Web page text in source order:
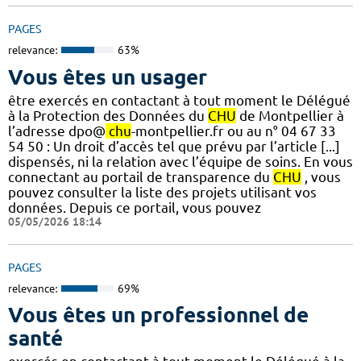
PAGES
relevance: 63%
Vous êtes un usager
être exercés en contactant à tout moment le Délégué
à la Protection des Données du CHU de Montpellier à
l’adresse dpo@ chu-montpellier.fr ou au n° 04 67 33
54 50 : Un droit d’accès tel que prévu par l’article [...]
dispensés, ni la relation avec l’équipe de soins. En vous
connectant au portail de transparence du CHU , vous
pouvez consulter la liste des projets utilisant vos
données. Depuis ce portail, vous pouvez
05/05/2026 18:14
PAGES
relevance: 69%
Vous êtes un professionnel de
santé